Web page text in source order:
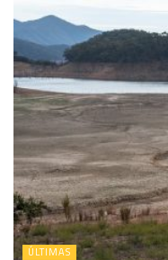
ÚLTIMAS